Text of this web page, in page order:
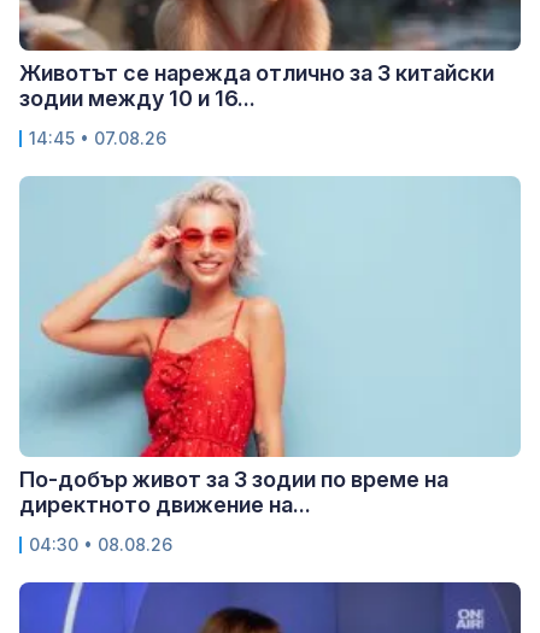
Животът се нарежда отлично за 3 китайски
зодии между 10 и 16...
14:45 • 07.08.26
По-добър живот за 3 зодии по време на
директното движение на...
04:30 • 08.08.26